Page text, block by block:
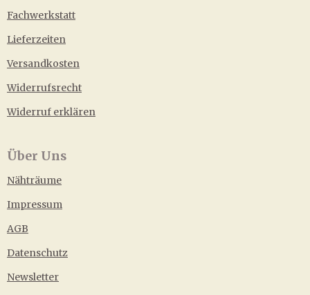
Fachwerkstatt
Lieferzeiten
Versandkosten
Widerrufsrecht
Widerruf erklären
Über Uns
Nähträume
Impressum
AGB
Datenschutz
Newsletter